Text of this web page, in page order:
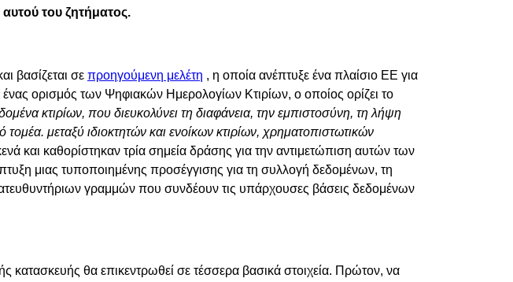
του ζητήματος.
βασίζεται σε προηγούμενη μελέτη , η οποία ανέπτυξε ένα πλαίσιο ΕΕ για
ορισμός των Ψηφιακών Ημερολογίων Κτιρίων, ο οποίος ορίζει το
κτιρίων, που διευκολύνει τη διαφάνεια, την εμπιστοσύνη, τη λήψη
μεταξύ ιδιοκτητών και ενοίκων κτιρίων, χρηματοπιστωτικών
και καθορίστηκαν τρία σημεία δράσης για την αντιμετώπιση αυτών των
μιας τυποποιημένης προσέγγισης για τη συλλογή δεδομένων, τη
κατευθυντήριων γραμμών που συνδέουν τις υπάρχουσες βάσεις δεδομένων
κατασκευής θα επικεντρωθεί σε τέσσερα βασικά στοιχεία. Πρώτον, να